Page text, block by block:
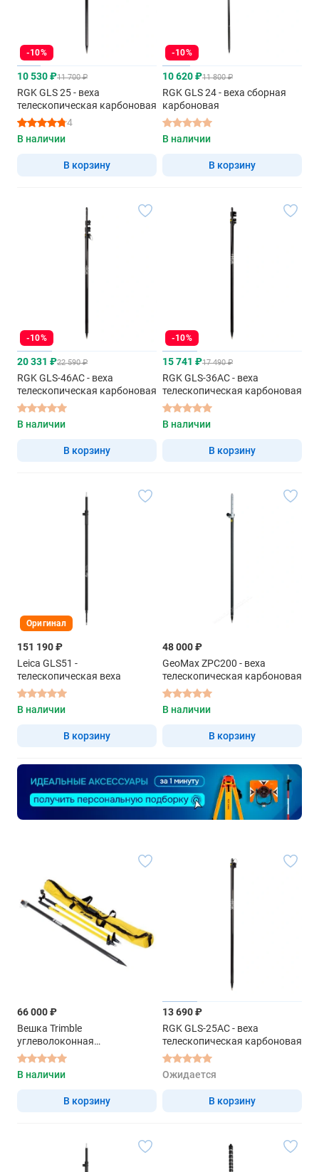
-10%
10 530 ₽11 700 ₽
RGK GLS 25 - веха
телескопическая карбоновая
4
В наличии
В корзину
-10%
10 620 ₽11 800 ₽
RGK GLS 24 - веха сборная
карбоновая
В наличии
В корзину
-10%
20 331 ₽22 590 ₽
RGK GLS-46AC - веха
телескопическая карбоновая
В наличии
В корзину
-10%
15 741 ₽17 490 ₽
RGK GLS-36AC - веха
телескопическая карбоновая
В наличии
В корзину
Оригинал
151 190 ₽
Leica GLS51 -
телескопическая веха
В наличии
В корзину
48 000 ₽
GeoMax ZPC200 - веха
телескопическая карбоновая
В наличии
В корзину
66 000 ₽
Вешка Trimble
углеволоконная
телескопическая с биподом
2,5 M
В наличии
В корзину
13 690 ₽
RGK GLS-25AC - веха
телескопическая карбоновая
Ожидается
В корзину